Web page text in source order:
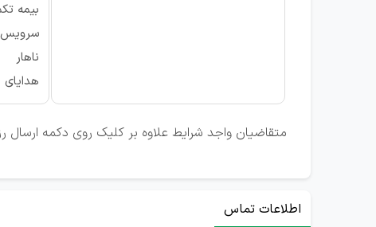
بیمه
ناهار
هدایای
متقاضیان واجد شرایط علاوه بر کلیک روی دکمه ارسال
اطلاعات تماس